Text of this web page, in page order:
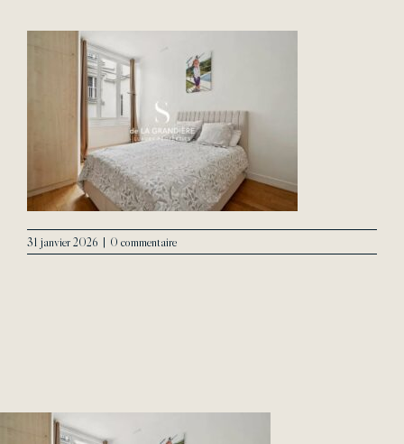
31 janvier 2026 | 0 commentaire